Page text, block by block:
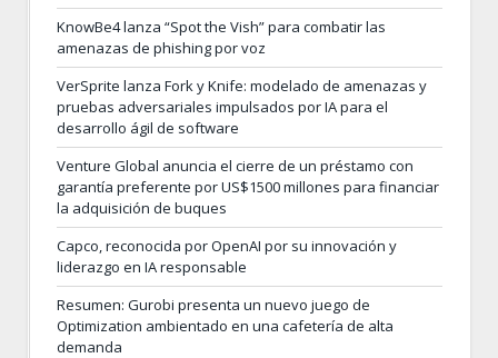
KnowBe4 lanza “Spot the Vish” para combatir las
amenazas de phishing por voz
VerSprite lanza Fork y Knife: modelado de amenazas y
pruebas adversariales impulsados por IA para el
desarrollo ágil de software
Venture Global anuncia el cierre de un préstamo con
garantía preferente por US$1500 millones para financiar
la adquisición de buques
Capco, reconocida por OpenAI por su innovación y
liderazgo en IA responsable
Resumen: Gurobi presenta un nuevo juego de
Optimization ambientado en una cafetería de alta
demanda